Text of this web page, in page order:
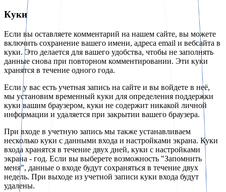
Куки
Если вы оставляете комментарий на нашем сайте, вы можете
включить сохранение вашего имени, адреса email и вебсайта в
куки. Это делается для вашего удобства, чтобы не заполнять
данные снова при повторном комментировании. Эти куки
хранятся в течение одного года.
Если у вас есть учетная запись на сайте и вы войдете в неё,
мы установим временный куки для определения поддержки
куки вашим браузером, куки не содержит никакой личной
информации и удаляется при закрытии вашего браузера.
При входе в учетную запись мы также устанавливаем
несколько куки с данными входа и настройками экрана. Куки
входа хранятся в течение двух дней, куки с настройками
экрана - год. Если вы выберете возможность "Запомнить
меня", данные о входе будут сохраняться в течение двух
недель. При выходе из учетной записи куки входа будут
удалены.